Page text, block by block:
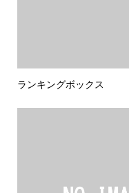
ランキングボックス